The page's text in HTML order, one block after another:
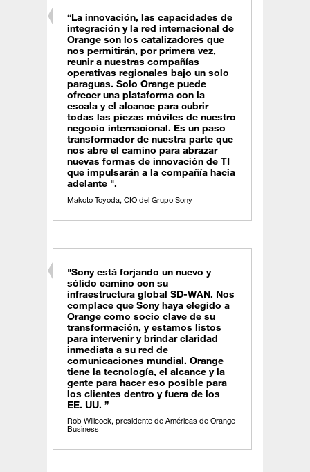
“La innovación, las capacidades de
integración y la red internacional de
Orange son los catalizadores que
nos permitirán, por primera vez,
reunir a nuestras compañías
operativas regionales bajo un solo
paraguas. Solo Orange puede
ofrecer una plataforma con la
escala y el alcance para cubrir
todas las piezas móviles de nuestro
negocio internacional. Es un paso
transformador de nuestra parte que
nos abre el camino para abrazar
nuevas formas de innovación de TI
que impulsarán a la compañía hacia
adelante ".
Makoto Toyoda, CIO del Grupo Sony
"Sony está forjando un nuevo y
sólido camino con su
infraestructura global SD-WAN. Nos
complace que Sony haya elegido a
Orange como socio clave de su
transformación, y estamos listos
para intervenir y brindar claridad
inmediata a su red de
comunicaciones mundial. Orange
tiene la tecnología, el alcance y la
gente para hacer eso posible para
los clientes dentro y fuera de los
EE. UU. ”
Rob Willcock, presidente de Américas de Orange
Business